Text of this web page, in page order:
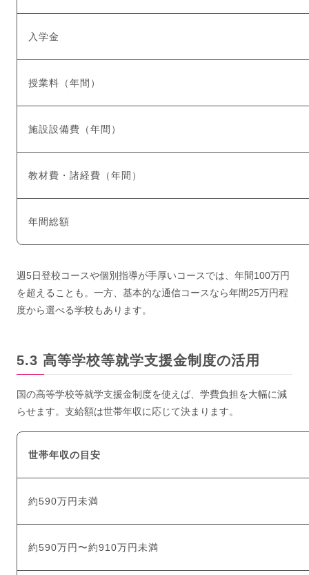
入学金
授業料（年間）
施設設備費（年間）
教材費・諸経費（年間）
年間総額
週5日登校コースや個別指導が手厚いコースでは、年間100万円
を超えることも。一方、基本的な通信コースなら年間25万円程
度から選べる学校もあります。
高等学校等就学支援金制度の活用
国の高等学校等就学支援金制度を使えば、学費負担を大幅に減
らせます。支給額は世帯年収に応じて決まります。
世帯年収の目安
約590万円未満
約590万円〜約910万円未満